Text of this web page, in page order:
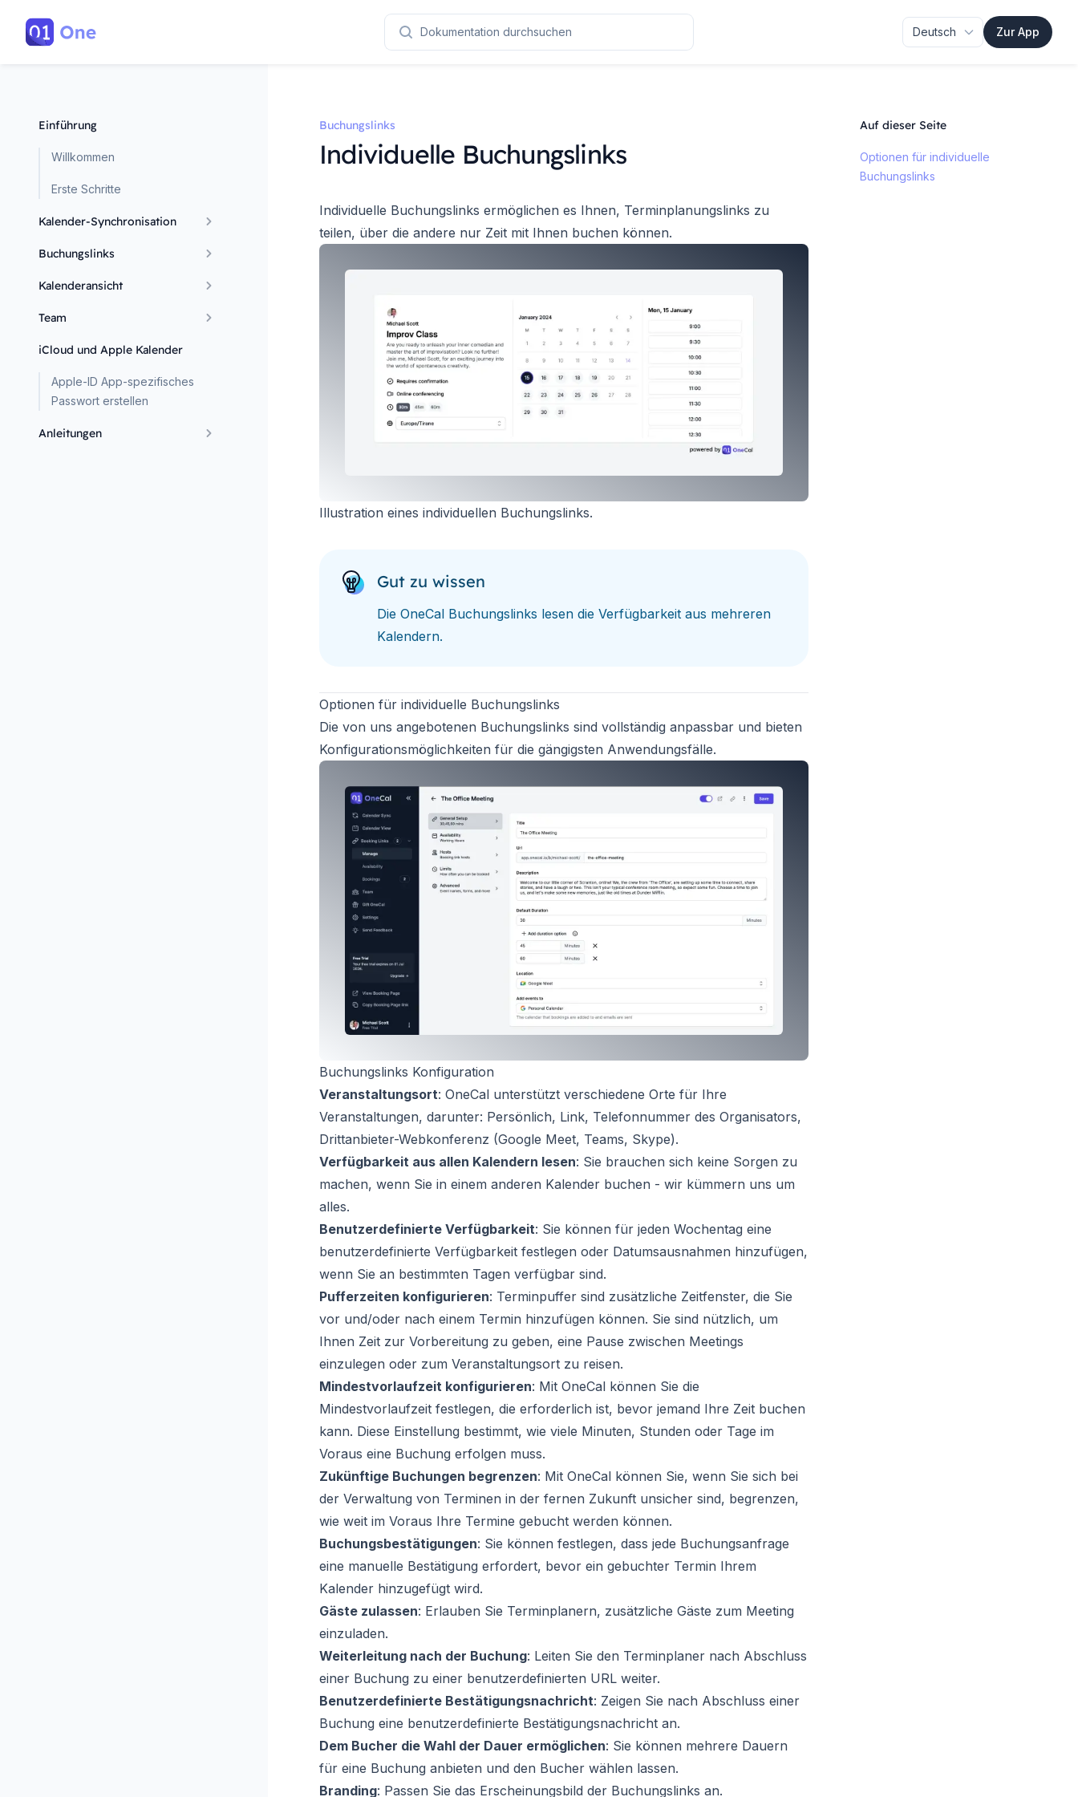
Dokumentation durchsuchen Zur App
Einführung
Willkommen
Erste Schritte
Kalender-Synchronisation
Buchungslinks
Kalenderansicht
Team
iCloud und Apple Kalender
Apple-ID App-spezifisches
Passwort erstellen
Anleitungen
Buchungslinks
Individuelle Buchungslinks
Individuelle Buchungslinks ermöglichen es Ihnen, Terminplanungslinks zu
teilen, über die andere nur Zeit mit Ihnen buchen können.
Illustration eines individuellen Buchungslinks.
Gut zu wissen
Die OneCal Buchungslinks lesen die Verfügbarkeit aus mehreren
Kalendern.
Optionen für individuelle Buchungslinks
Die von uns angebotenen Buchungslinks sind vollständig anpassbar und bieten
Konfigurationsmöglichkeiten für die gängigsten Anwendungsfälle.
Buchungslinks Konfiguration
Veranstaltungsort: OneCal unterstützt verschiedene Orte für Ihre
Veranstaltungen, darunter: Persönlich, Link, Telefonnummer des Organisators,
Drittanbieter-Webkonferenz (Google Meet, Teams, Skype).
Verfügbarkeit aus allen Kalendern lesen: Sie brauchen sich keine Sorgen zu
machen, wenn Sie in einem anderen Kalender buchen - wir kümmern uns um
alles.
Benutzerdefinierte Verfügbarkeit: Sie können für jeden Wochentag eine
benutzerdefinierte Verfügbarkeit festlegen oder Datumsausnahmen hinzufügen,
wenn Sie an bestimmten Tagen verfügbar sind.
Pufferzeiten konfigurieren: Terminpuffer sind zusätzliche Zeitfenster, die Sie
vor und/oder nach einem Termin hinzufügen können. Sie sind nützlich, um
Ihnen Zeit zur Vorbereitung zu geben, eine Pause zwischen Meetings
einzulegen oder zum Veranstaltungsort zu reisen.
Mindestvorlaufzeit konfigurieren: Mit OneCal können Sie die
Mindestvorlaufzeit festlegen, die erforderlich ist, bevor jemand Ihre Zeit buchen
kann. Diese Einstellung bestimmt, wie viele Minuten, Stunden oder Tage im
Voraus eine Buchung erfolgen muss.
Zukünftige Buchungen begrenzen: Mit OneCal können Sie, wenn Sie sich bei
der Verwaltung von Terminen in der fernen Zukunft unsicher sind, begrenzen,
wie weit im Voraus Ihre Termine gebucht werden können.
Buchungsbestätigungen: Sie können festlegen, dass jede Buchungsanfrage
eine manuelle Bestätigung erfordert, bevor ein gebuchter Termin Ihrem
Kalender hinzugefügt wird.
Gäste zulassen: Erlauben Sie Terminplanern, zusätzliche Gäste zum Meeting
einzuladen.
Weiterleitung nach der Buchung: Leiten Sie den Terminplaner nach Abschluss
einer Buchung zu einer benutzerdefinierten URL weiter.
Benutzerdefinierte Bestätigungsnachricht: Zeigen Sie nach Abschluss einer
Buchung eine benutzerdefinierte Bestätigungsnachricht an.
Dem Bucher die Wahl der Dauer ermöglichen: Sie können mehrere Dauern
für eine Buchung anbieten und den Bucher wählen lassen.
Branding: Passen Sie das Erscheinungsbild der Buchungslinks an.
Auf dieser Seite
Optionen für individuelle
Buchungslinks